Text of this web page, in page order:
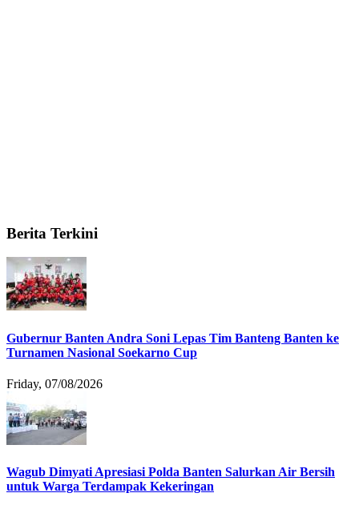
Berita Terkini
Gubernur Banten Andra Soni Lepas Tim Banteng Banten ke
Turnamen Nasional Soekarno Cup
Friday, 07/08/2026
Wagub Dimyati Apresiasi Polda Banten Salurkan Air Bersih
untuk Warga Terdampak Kekeringan